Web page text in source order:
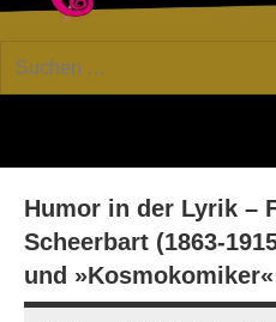
GEDICHT
Forum
von
Lyrik,
Suchen
Humor in der Lyrik –
Scheerbart (1863-
und »Kosmokomiker«